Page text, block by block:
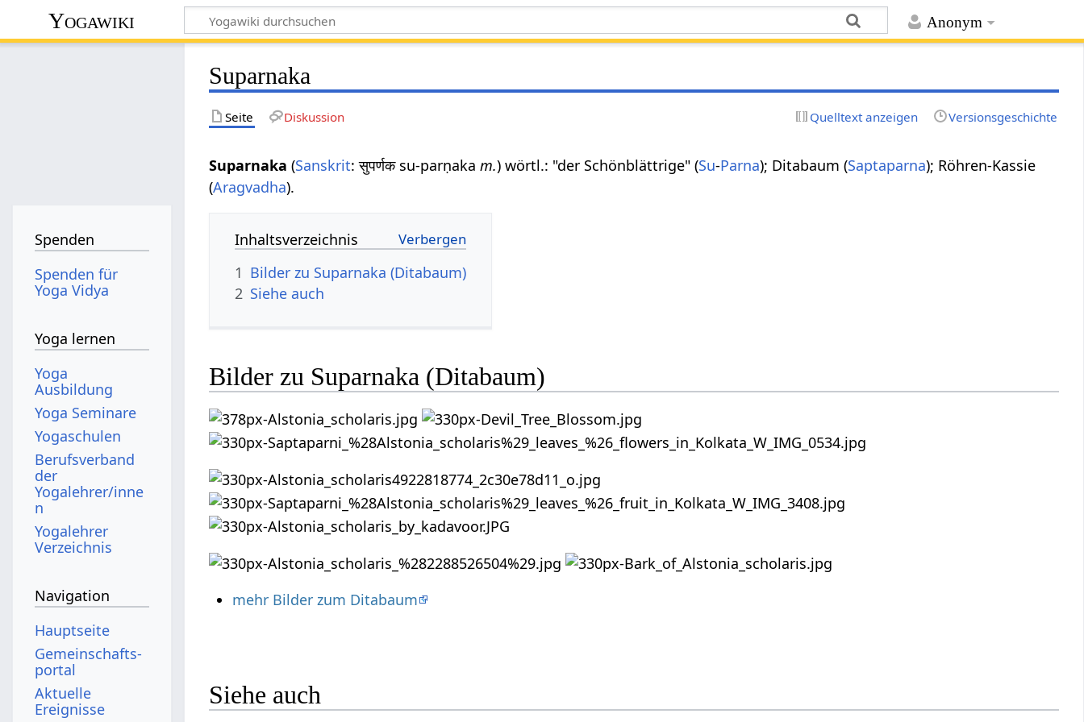
Anonym
Yogawiki
Suparnaka
Seite Diskussion Quelltext anzeigen Versionsgeschichte
Suparnaka (Sanskrit: सुपर्णक su-parṇakam.) wörtl.: "der Schönblättrige" (Su-Parna); Ditabaum (Saptaparna); Röhren-Kassie
(Aragvadha).
Inhaltsverzeichnis
1 Bilder zu Suparnaka (Ditabaum)
2 Siehe auch
Bilder zu Suparnaka (Ditabaum)
mehr Bilder zum Ditabaum
Siehe auch
Spenden
Spenden für
Yoga Vidya
Yoga lernen
Yoga
Ausbildung
Yoga Seminare
Yogaschulen
Berufsverband
der
Yogalehrer/inne
n
Yogalehrer
Verzeichnis
Navigation
Hauptseite
Gemeinschafts­
portal
Aktuelle
Ereignisse